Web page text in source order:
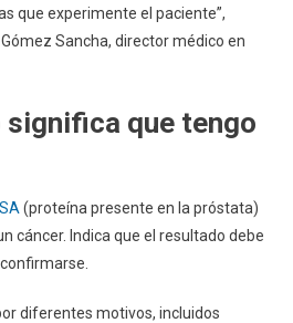
que experimente el paciente”,
Sancha, director médico en
significa que tengo
(proteína presente en la próstata)
cáncer. Indica que el resultado debe
diferentes motivos, incluidos